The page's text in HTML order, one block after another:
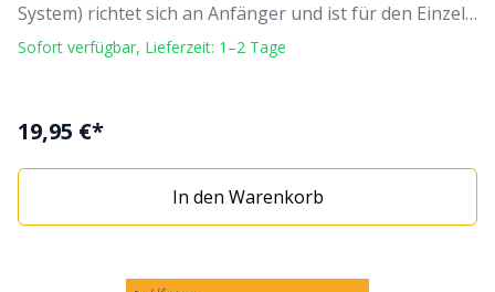
System) richtet sich an Anfänger und ist für den Einzel-
und Gruppenunterricht geeignet. Parallel dazu
Steigerung des Schwierigkeitsgrades, - Ausgewogenes
Verhältnis von Übungen, Melodien und Duos, - Tipps
zum Improvisieren und Komponieren, - Begleitende
Texte, Informationen, Fotos und Illustrationen.Band 3:
Erweiterung der Taktarten, Tonarten, Rhythmen und
chromatische Tonleiter. Mit Download-Material. mit
Sofort verfügbar, Lieferzeit: 1–2 Tage
19,95 €*
In den Warenkorb